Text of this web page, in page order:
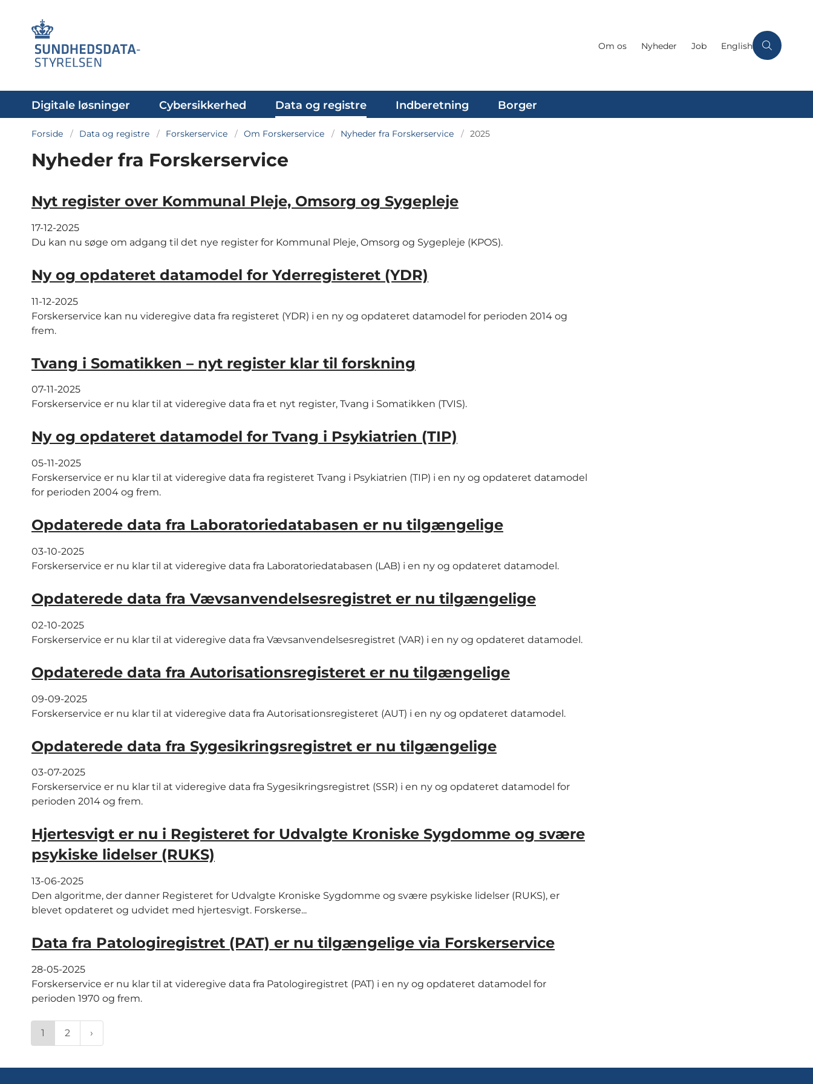
Om os Nyheder Job English
Digitale løsninger Cybersikkerhed Data og registre Indberetning Borger
Forside Data og registre Forskerservice Om Forskerservice Nyheder fra Forskerservice 2025
Nyheder fra Forskerservice
Nyt register over Kommunal Pleje, Omsorg og Sygepleje
17-12-2025
Du kan nu søge om adgang til det nye register for Kommunal Pleje, Omsorg og Sygepleje (KPOS).
Ny og opdateret datamodel for Yderregisteret (YDR)
11-12-2025
Forskerservice kan nu videregive data fra registeret (YDR) i en ny og opdateret datamodel for perioden 2014 og
frem.
Tvang i Somatikken – nyt register klar til forskning
07-11-2025
Forskerservice er nu klar til at videregive data fra et nyt register, Tvang i Somatikken (TVIS).
Ny og opdateret datamodel for Tvang i Psykiatrien (TIP)
05-11-2025
Forskerservice er nu klar til at videregive data fra registeret Tvang i Psykiatrien (TIP) i en ny og opdateret datamodel
for perioden 2004 og frem.
Opdaterede data fra Laboratoriedatabasen er nu tilgængelige
03-10-2025
Forskerservice er nu klar til at videregive data fra Laboratoriedatabasen (LAB) i en ny og opdateret datamodel.
Opdaterede data fra Vævsanvendelsesregistret er nu tilgængelige
02-10-2025
Forskerservice er nu klar til at videregive data fra Vævsanvendelsesregistret (VAR) i en ny og opdateret datamodel.
Opdaterede data fra Autorisationsregisteret er nu tilgængelige
09-09-2025
Forskerservice er nu klar til at videregive data fra Autorisationsregisteret (AUT) i en ny og opdateret datamodel.
Opdaterede data fra Sygesikringsregistret er nu tilgængelige
03-07-2025
Forskerservice er nu klar til at videregive data fra Sygesikringsregistret (SSR) i en ny og opdateret datamodel for
perioden 2014 og frem.
Hjertesvigt er nu i Registeret for Udvalgte Kroniske Sygdomme og svære
psykiske lidelser (RUKS)
13-06-2025
Den algoritme, der danner Registeret for Udvalgte Kroniske Sygdomme og svære psykiske lidelser (RUKS), er
blevet opdateret og udvidet med hjertesvigt. Forskerse...
Data fra Patologiregistret (PAT) er nu tilgængelige via Forskerservice
28-05-2025
Forskerservice er nu klar til at videregive data fra Patologiregistret (PAT) i en ny og opdateret datamodel for
perioden 1970 og frem.
1 2